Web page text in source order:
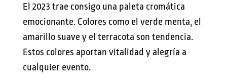
El 2023 trae consigo una paleta cromática
emocionante. Colores como el verde menta, el
amarillo suave y el terracota son tendencia.
Estos colores aportan vitalidad y alegría a
cualquier evento.